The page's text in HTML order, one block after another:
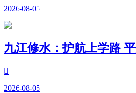
2026-08-05
九江修水：护航上学路

2026-08-05